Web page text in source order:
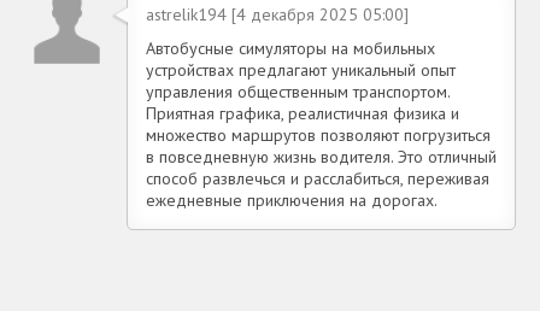
astrelik194 [4 декабря 2025 05:00]
Автобусные симуляторы на мобильных
устройствах предлагают уникальный опыт
управления общественным транспортом.
Приятная графика, реалистичная физика и
множество маршрутов позволяют погрузиться
в повседневную жизнь водителя. Это отличный
способ развлечься и расслабиться, переживая
ежедневные приключения на дорогах.